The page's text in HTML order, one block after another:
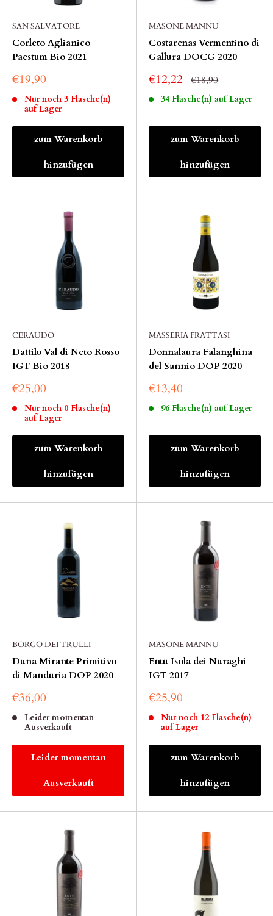
SAN SALVATORE
Corleto Aglianico
Paestum Bio 2021
€19,90
Nur noch 3 Flasche(n)
auf Lager
zum Warenkorb
hinzufügen
MASONE MANNU
Costarenas Vermentino di
Gallura DOCG 2020
€12,22 €18,90
34 Flasche(n) auf Lager
zum Warenkorb
hinzufügen
CERAUDO
Dattilo Val di Neto Rosso
IGT Bio 2018
€25,00
Nur noch 0 Flasche(n)
auf Lager
zum Warenkorb
hinzufügen
MASSERIA FRATTASI
Donnalaura Falanghina
del Sannio DOP 2020
€13,40
96 Flasche(n) auf Lager
zum Warenkorb
hinzufügen
BORGO DEI TRULLI
Duna Mirante Primitivo
di Manduria DOP 2020
€36,00
Leider momentan
Ausverkauft
Leider momentan
Ausverkauft
MASONE MANNU
Entu Isola dei Nuraghi
IGT 2017
€25,90
Nur noch 12 Flasche(n)
auf Lager
zum Warenkorb
hinzufügen